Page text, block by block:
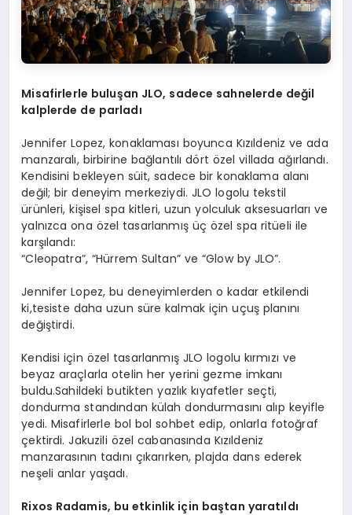
Misafirlerle buluşan JLO, sadece sahnelerde değil
kalplerde de parladı
Jennifer Lopez, konaklaması boyunca Kızıldeniz ve ada
manzaralı, birbirine bağlantılı dört özel villada ağırlandı.
Kendisini bekleyen süit, sadece bir konaklama alanı
değil; bir deneyim merkeziydi. JLO logolu tekstil
ürünleri, kişisel spa kitleri, uzun yolculuk aksesuarları ve
yalnızca ona özel tasarlanmış üç özel spa ritüeli ile
karşılandı:
“Cleopatra”, “Hürrem Sultan” ve “Glow by JLO”.
Jennifer Lopez, bu deneyimlerden o kadar etkilendi
ki,tesiste daha uzun süre kalmak için uçuş planını
değiştirdi.
Kendisi için özel tasarlanmış JLO logolu kırmızı ve
beyaz araçlarla otelin her yerini gezme imkanı
buldu.Sahildeki butikten yazlık kıyafetler seçti,
dondurma standından külah dondurmasını alıp keyifle
yedi. Misafirlerle bol bol sohbet edip, onlarla fotoğraf
çektirdi. Jakuzili özel cabanasında Kızıldeniz
manzarasının tadını çıkarırken, plajda dans ederek
neşeli anlar yaşadı.
Rixos Radamis, bu etkinlik için baştan yaratıldı